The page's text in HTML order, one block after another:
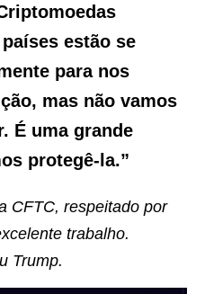
estão se
para nos
mas não vamos
É uma grande
protegê-la.”
CFTC, respeitado por
trabalho.
Trump.